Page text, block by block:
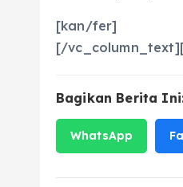
[kan/fer]
[/
Bagikan Berita
WhatsApp